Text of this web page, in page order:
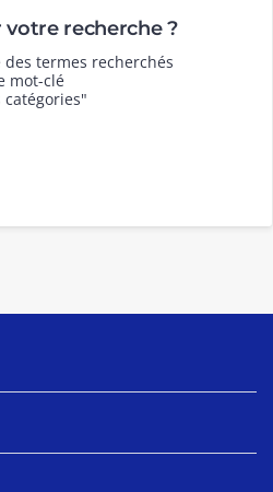
recherche ?
termes recherchés
mot-clé